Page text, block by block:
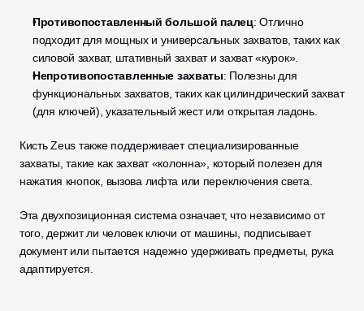
Противопоставленный большой палец: Отлично
подходит для мощных и универсальных захватов, таких как
силовой захват, штативный захват и захват «курок».
Непротивопоставленные захваты: Полезны для
функциональных захватов, таких как цилиндрический захват
(для ключей), указательный жест или открытая ладонь.
Кисть Zeus также поддерживает специализированные
захваты, такие как захват «колонна», который полезен для
нажатия кнопок, вызова лифта или переключения света.
Эта двухпозиционная система означает, что независимо от
того, держит ли человек ключи от машины, подписывает
документ или пытается надежно удерживать предметы, рука
адаптируется.